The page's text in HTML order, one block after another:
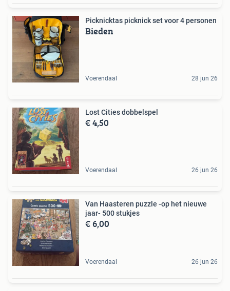
Picknicktas picknick set voor 4 personen
Bieden
Voerendaal 28 jun 26
Lost Cities dobbelspel
€ 4,50
Voerendaal 26 jun 26
Van Haasteren puzzle -op het nieuwe
jaar- 500 stukjes
€ 6,00
Voerendaal 26 jun 26